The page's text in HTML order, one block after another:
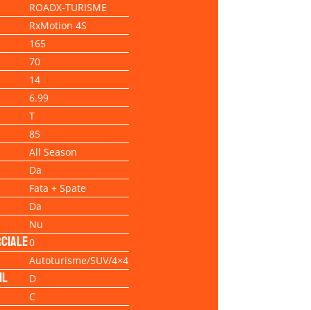
ROADX-TURISME
RxMotion 4S
165
70
14
6.99
T
85
All Season
Da
Fata + Spate
Da
Nu
0
Autoturisme/SUV/4×4
D
C